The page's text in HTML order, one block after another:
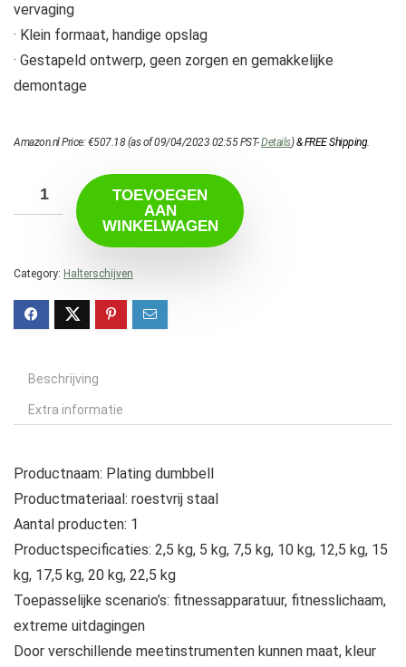
vervaging
· Klein formaat, handige opslag
· Gestapeld ontwerp, geen zorgen en gemakkelijke
demontage
Amazon.nl Price:€507.18(as of 09/04/2023 02:55 PST-Details)&FREE Shipping.
TOEVOEGEN
AAN
WINKELWAGEN
Category: Halterschijven
Beschrijving
Extra informatie
Productnaam: Plating dumbbell
Productmateriaal: roestvrij staal
Aantal producten: 1
Productspecificaties: 2,5 kg, 5 kg, 7,5 kg, 10 kg, 12,5 kg, 15
kg, 17,5 kg, 20 kg, 22,5 kg
Toepasselijke scenario’s: fitnessapparatuur, fitnesslichaam,
extreme uitdagingen
Door verschillende meetinstrumenten kunnen maat, kleur